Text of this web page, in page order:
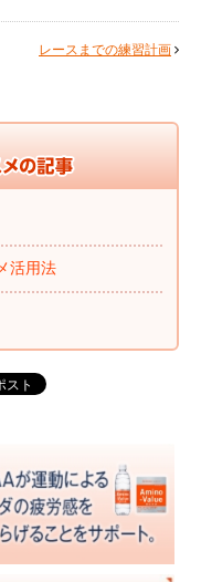
レースまでの練習計画
活用法